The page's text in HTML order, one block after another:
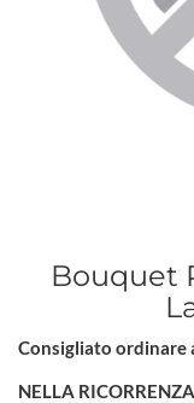
Bouquet
Consigliato ordinare
NELLA